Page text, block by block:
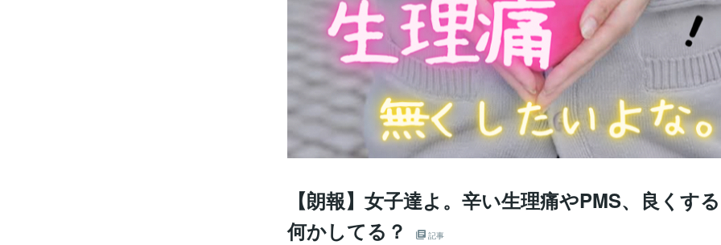
【朗報】女子達よ。辛い生理痛やPMS、良くす
何かしてる？
記事